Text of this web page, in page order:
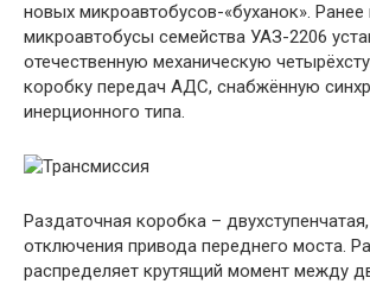
новых микроавтобусов-«буханок». Ранее
микроавтобусы семейства УАЗ-2206
отечественную механическую
коробку передач АДС, снабжённую
инерционного типа.
Раздаточная коробка –
отключения привода переднего моста.
распределяет крутящий момент между